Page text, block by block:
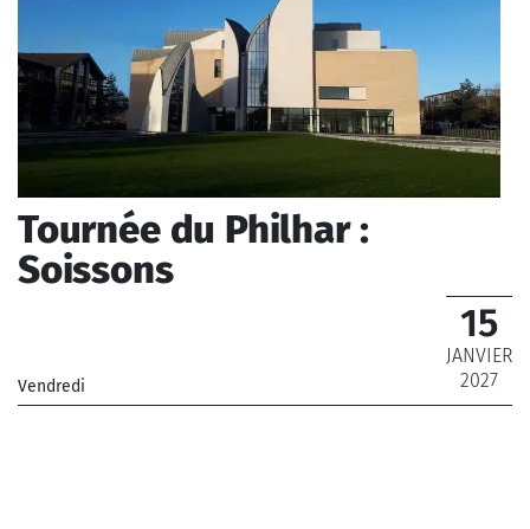
Tournée du Philhar :
Soissons
Vendredi
15
JANVIER
2027